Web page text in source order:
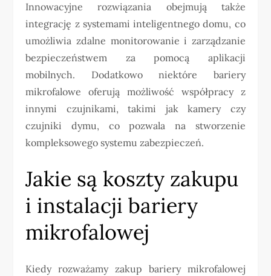
Innowacyjne rozwiązania obejmują także
integrację z systemami inteligentnego domu, co
umożliwia zdalne monitorowanie i zarządzanie
bezpieczeństwem za pomocą aplikacji
mobilnych. Dodatkowo niektóre bariery
mikrofalowe oferują możliwość współpracy z
innymi czujnikami, takimi jak kamery czy
czujniki dymu, co pozwala na stworzenie
kompleksowego systemu zabezpieczeń.
Jakie są koszty zakupu
i instalacji bariery
mikrofalowej
Kiedy rozważamy zakup bariery mikrofalowej